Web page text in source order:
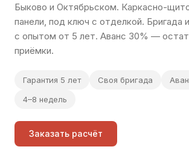
Быково и Октябрьском. Каркасно-
панели, под ключ с отделкой. Бригада
с опытом от 5 лет. Аванс 30% —
приёмки.
Гарантия 5 лет Своя бригада
4–8 недель
Заказать расчёт